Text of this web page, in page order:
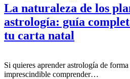
La naturaleza de los
astrología: guía
tu carta natal
Si quieres aprender astrología de
imprescindible comprender…